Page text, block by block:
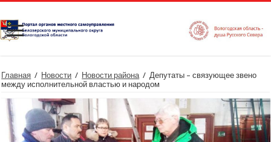
Главная / Новости / Новости района / Депутаты – связующее звено
между исполнительной властью и народом